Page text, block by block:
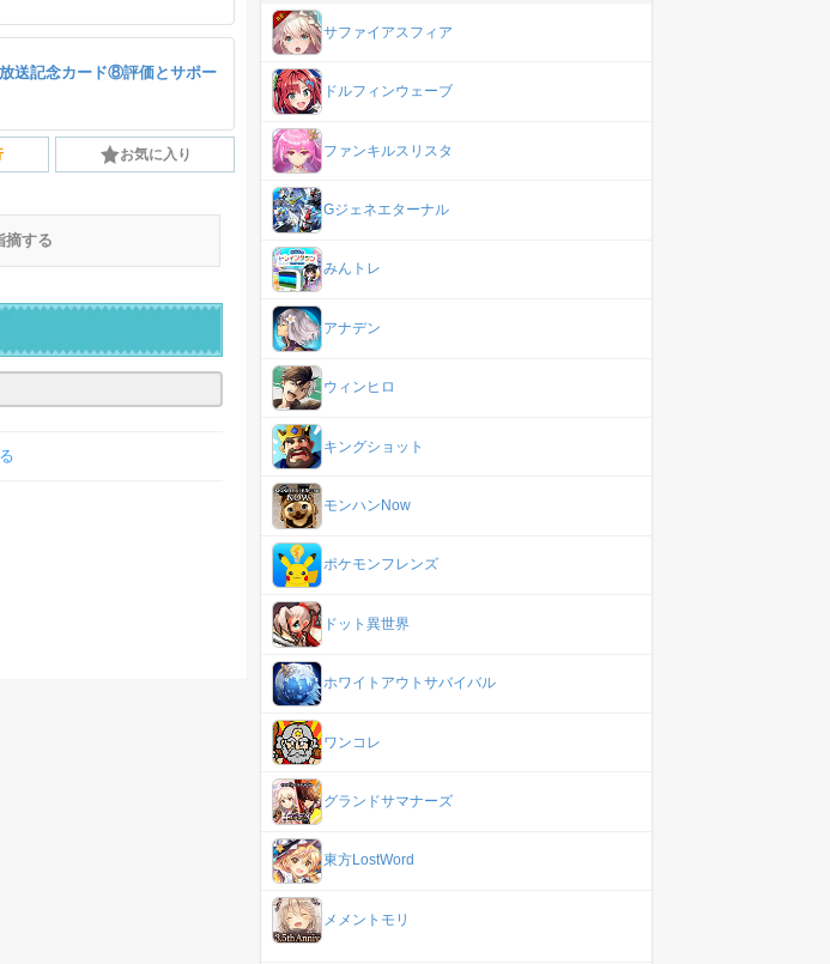
放送記念カード⑧評価とサポー
お気に入り
摘する
サファイアスフィア
ドルフィンウェーブ
ファンキルスリスタ
Gジェネエターナル
みんトレ
アナデン
ウィンヒロ
キングショット
モンハンNow
ポケモンフレンズ
ドット異世界
ホワイトアウトサバイバル
ワンコレ
グランドサマナーズ
東方LostWord
メメントモリ